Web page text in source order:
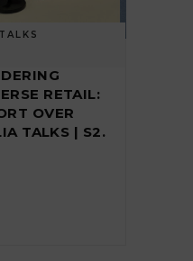
RETAIL:
OVER
TALKS | S2.